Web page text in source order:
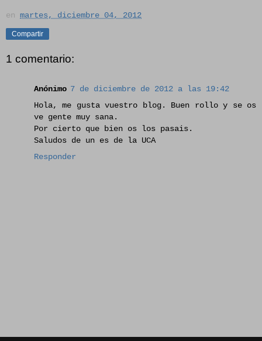
en martes, diciembre 04, 2012
Compartir
1 comentario:
Anónimo 7 de diciembre de 2012 a las 19:42
Hola, me gusta vuestro blog. Buen rollo y se os
ve gente muy sana.
Por cierto que bien os los pasais.
Saludos de un es de la UCA
Responder